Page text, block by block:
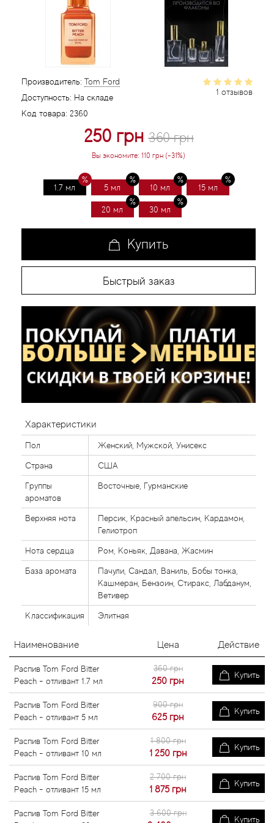
1 отзывов
Производитель: Tom Ford
Доступность: На складе
Код товара: 2360
250 грн360 грн
Вы экономите: 110 грн (-31%)
1.7 мл 5 мл 10 мл 15 мл
20 мл 30 мл
Купить
Быстрый заказ
Характеристики
Пол Женский, Мужской, Унисекс
Страна США
Группы
ароматов
Восточные, Гурманские
Верхняя нота
Персик, Красный апельсин, Кардамон,
Гелиотроп
Нота сердца Ром, Коньяк, Давана, Жасмин
База аромата
Пачули, Сандал, Ваниль, Бобы тонка,
Кашмеран, Бензоин, Стиракс, Лабданум,
Ветивер
Классификация Элитная
Наименование Цена Действие
Распив Tom Ford Bitter
Peach - отливант 1.7 мл
360 грн
250 грн
Купить
Распив Tom Ford Bitter
Peach - отливант 5 мл
900 грн
625 грн
Купить
Распив Tom Ford Bitter
Peach - отливант 10 мл
1 800 грн
1 250 грн
Купить
Распив Tom Ford Bitter
Peach - отливант 15 мл
2 700 грн
1 875 грн
Купить
Распив Tom Ford Bitter
3 600 грн
Купить